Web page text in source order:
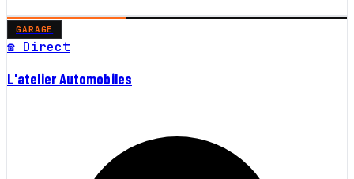
GARAGE
☎ Direct
L'atelier Automobiles